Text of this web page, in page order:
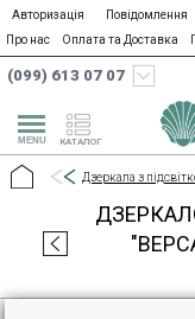
Авторизація
Повідомлення
Про нас
Оплата та Доставка
(099) 613 07 07
КАТАЛОГ
Дзеркала з